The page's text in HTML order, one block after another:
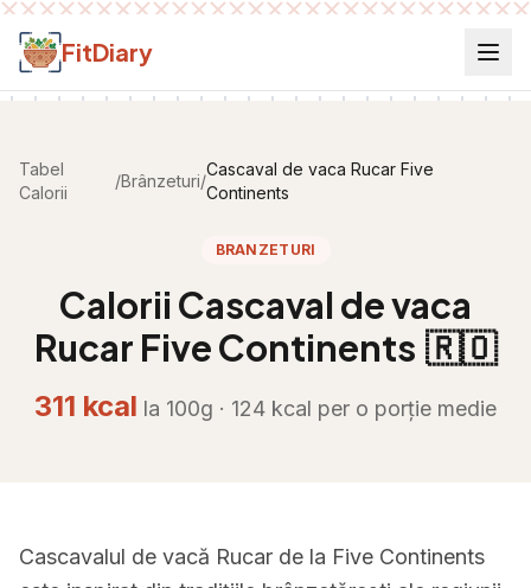
Salt la conținut
FitDiary
Tabel
Calorii
/Brânzeturi/
Cascaval de vaca Rucar Five
Continents
BRANZETURI
Calorii Cascaval de vaca
Rucar Five Continents 🇷🇴
311 kcal la 100g · 124 kcal per o porție medie
Cascavalul de vacă Rucar de la Five Continents